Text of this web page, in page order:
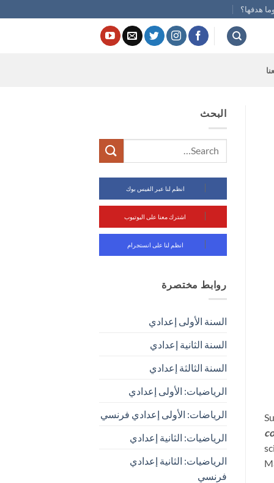
هدفها؟
البحث
انظم لنا عبر الفيس بوك
اشترك معنا على اليوتيوب
انظم لنا على انستجرام
روابط مختصرة
السنة الأولى إعدادي
السنة الثانية إعدادي
السنة الثالثة إعدادي
الرياضيات: الأولى إعدادي
الرياضات: الأولى إعدادي فرنسي
الرياضيات: الثانية إعدادي
الرياضيات: الثانية إعدادي
فرنسي